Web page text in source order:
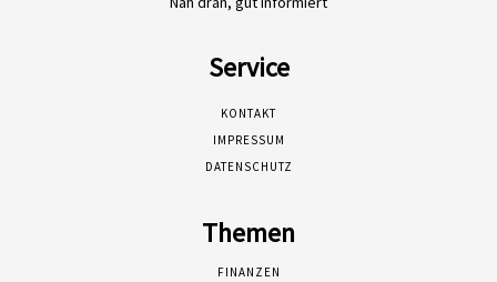
Service
KONTAKT
IMPRESSUM
DATENSCHUTZ
Themen
FINANZEN